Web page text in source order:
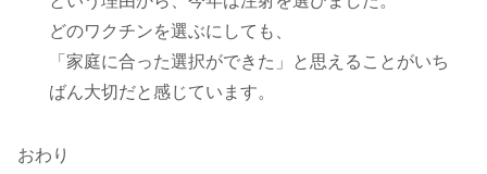
どのワクチンを選ぶにしても、
「家庭に合った選択ができた」と思えることがいち
ばん大切だと感じています。
おわり